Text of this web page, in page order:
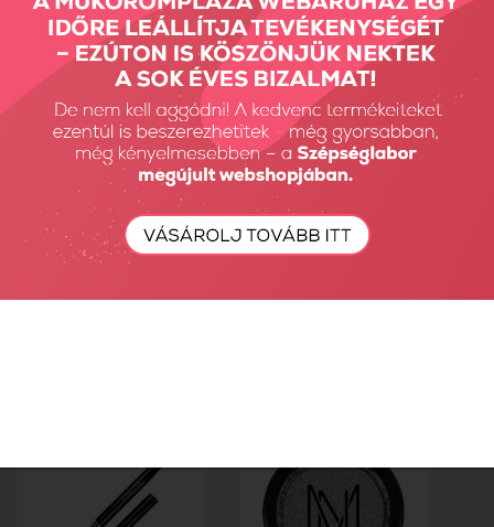
MN glitter 2 - zöld
820 Ft 820 Ft